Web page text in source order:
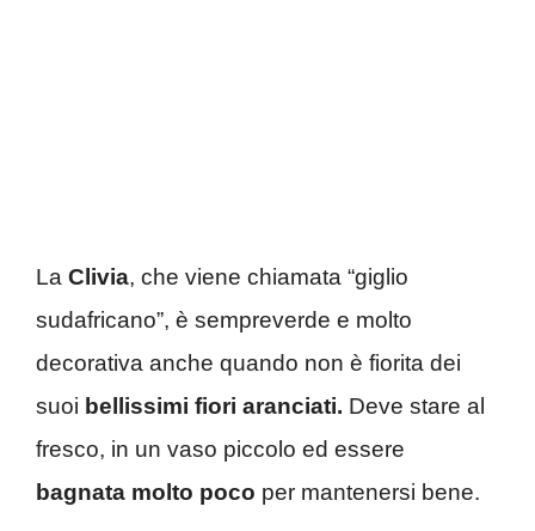
La Clivia, che viene chiamata “giglio
sudafricano”, è sempreverde e molto
decorativa anche quando non è fiorita dei
suoi bellissimi fiori aranciati. Deve stare al
fresco, in un vaso piccolo ed essere
bagnata molto poco per mantenersi bene.